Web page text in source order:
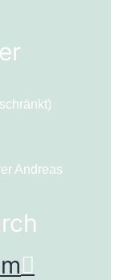
Andreas